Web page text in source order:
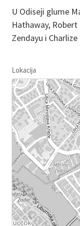
U Odiseji glume
Hathaway,
Zendayu i
Lokacija